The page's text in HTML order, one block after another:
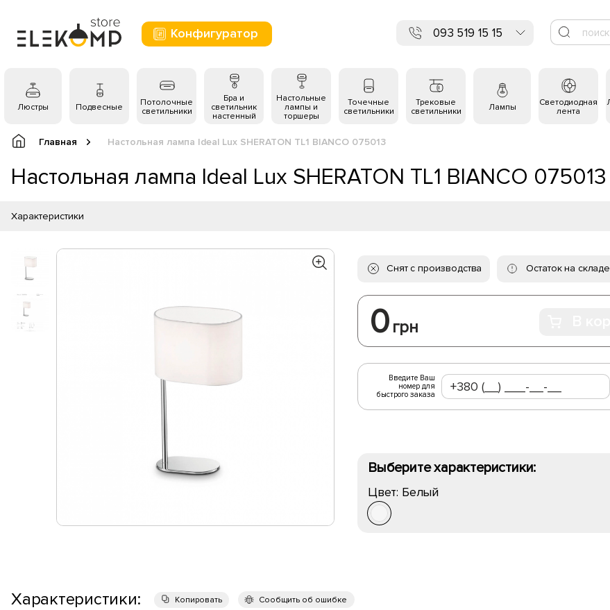
Конфигуратор 093 519 15 15
Люстры Подвесные
Потолочные
светильники
Бра и
светильник
настенный
Настольные
лампы и
торшеры
Точечные
светильники
Трековые
светильники
Лампы
Светодиодная
лента
Главная Настольная лампа Ideal Lux SHERATON TL1 BIANCO 075013
Настольная лампа Ideal Lux SHERATON TL1 BIANCO 075013
Характеристики
Снят с производства Остаток на
0 грн
Введите Ваш
номер для
быстрого заказа
Выберите характеристики:
Цвет: Белый
Характеристики: Копировать Сообщить об ошибке